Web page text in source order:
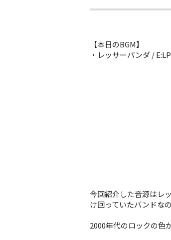
【本日のBGM】
・レッサーパンダ / E:LP
今回紹介した音源はレ
け回っていたバンドな
2000年代のロックの色